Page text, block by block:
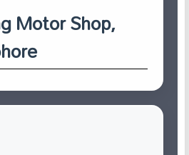
Motor Shop,